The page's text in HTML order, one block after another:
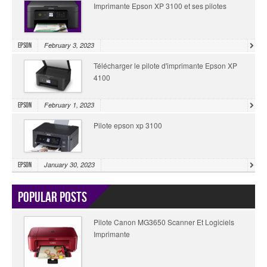
Imprimante Epson XP 3100 et ses pilotes
Epson February 3, 2023
Télécharger le pilote d'imprimante Epson XP
4100
Epson February 1, 2023
Pilote epson xp 3100
Epson January 30, 2023
Popular Posts
Pilote Canon MG3650 Scanner Et Logiciels
Imprimante